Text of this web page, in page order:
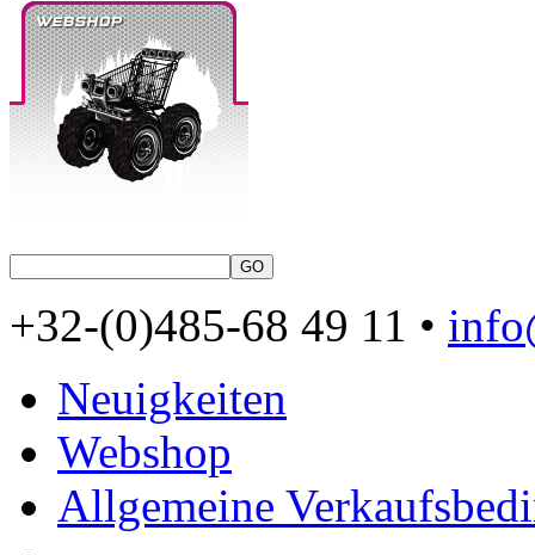
+32-(0)485-68 49 11 •
Neuigkeiten
Webshop
Allgemeine